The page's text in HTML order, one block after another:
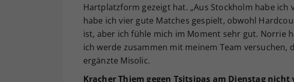
Hartplatzform gezeigt hat. „Aus Stockholm habe
habe ich vier gute Matches gespielt, obwohl
ist, aber ich fühle mich im Moment sehr gut. Norrie
ich werde zusammen mit meinem Team versuchen,
ergänzte Misolic.
Kracher Thiem gegen Tsitsipas am Dienstag nicht